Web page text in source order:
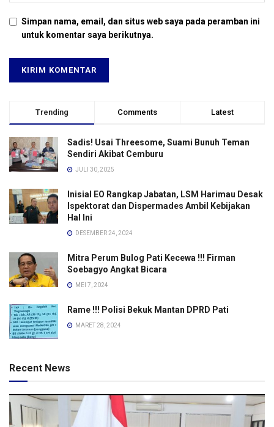
Simpan nama, email, dan situs web saya pada peramban ini
untuk komentar saya berikutnya.
Trending Comments Latest
Sadis! Usai Threesome, Suami Bunuh Teman
Sendiri Akibat Cemburu
JULI 30, 2025
Inisial EO Rangkap Jabatan, LSM Harimau Desak
Ispektorat dan Dispermades Ambil Kebijakan
Hal Ini
DESEMBER 24, 2024
Mitra Perum Bulog Pati Kecewa !!! Firman
Soebagyo Angkat Bicara
MEI 7, 2024
Rame !!! Polisi Bekuk Mantan DPRD Pati
MARET 28, 2024
Recent News